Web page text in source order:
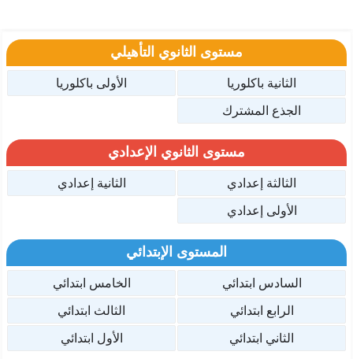
مستوى الثانوي التأهيلي
الثانية باكلوريا
الأولى باكلوريا
الجذع المشترك
مستوى الثانوي الإعدادي
الثالثة إعدادي
الثانية إعدادي
الأولى إعدادي
المستوى الإبتدائي
السادس ابتدائي
الخامس ابتدائي
الرابع ابتدائي
الثالث ابتدائي
الثاني ابتدائي
الأول ابتدائي